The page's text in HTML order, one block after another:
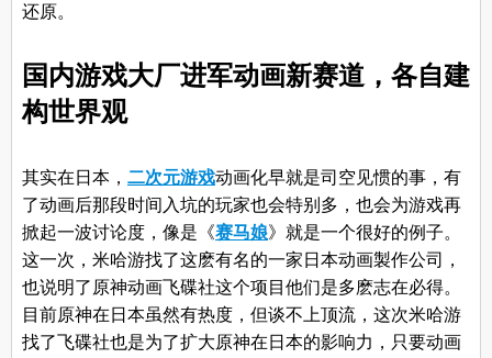
还原。
国内游戏大厂进军动画新赛道，各自建
构世界观
其实在日本， 二次元游戏动画化早就是司空见惯的事，有
了动画后那段时间入坑的玩家也会特别多，也会为游戏再
掀起一波讨论度，像是《赛马娘》就是一个很好的例子。
这一次，米哈游找了这麽有名的一家日本动画製作公司，
也说明了原神动画飞碟社这个项目他们是多麽志在必得。
目前原神在日本虽然有热度，但谈不上顶流，这次米哈游
找了飞碟社也是为了扩大原神在日本的影响力，只要动画